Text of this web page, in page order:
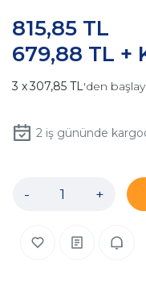
679,88 TL +
815,85 TL
307,85 TL'den
2iş gününde
- +